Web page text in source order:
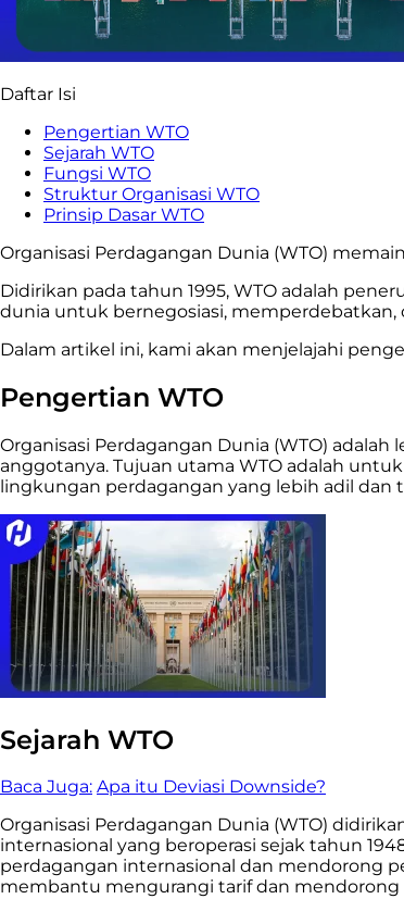
Daftar Isi
Pengertian WTO
Sejarah WTO
Fungsi WTO
Struktur Organisasi WTO
Prinsip Dasar WTO
Organisasi Perdagangan Dunia (WTO)
Didirikan pada tahun 1995, WTO adalah
dunia untuk bernegosiasi, memperdebatkan,
Dalam artikel ini, kami akan menjelajahi
Pengertian WTO
Organisasi Perdagangan Dunia (WTO)
anggotanya. Tujuan utama WTO adalah
lingkungan perdagangan yang lebih adil dan
Sejarah WTO
Baca Juga: Apa itu Deviasi Downside?
Organisasi Perdagangan Dunia (WTO)
internasional yang beroperasi sejak tahun
perdagangan internasional dan mendorong
membantu mengurangi tarif dan mendorong